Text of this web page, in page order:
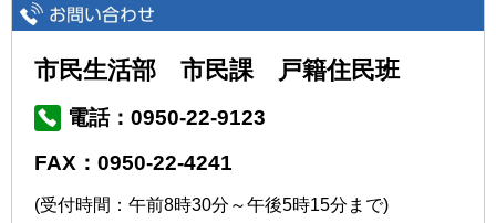
市民生活部 市民課 戸籍住民班
電話：0950-22-9123
FAX：0950-22-4241
(受付時間：午前8時30分～午後5時15分まで)